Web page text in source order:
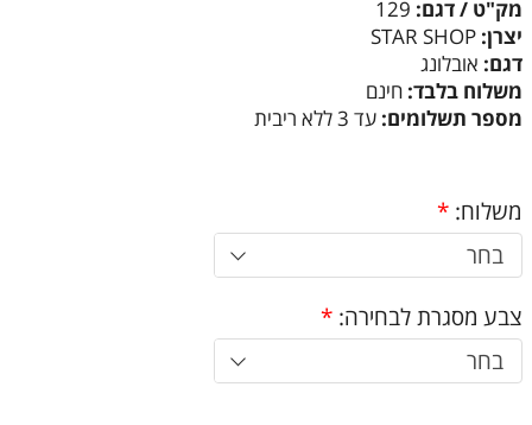
מק"ט / דגם: 129
יצרן: STAR SHOP
דגם: אובלונג
משלוח בלבד: חינם
מספר תשלומים: עד 3 ללא ריבית
משלוח: *
בחר
צבע מסגרת לבחירה: *
בחר